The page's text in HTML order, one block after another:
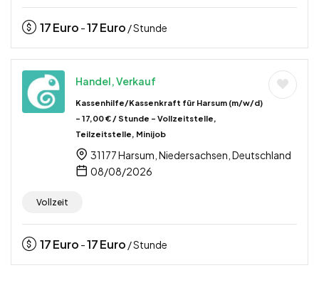
17Euro -17Euro / Stunde
Handel, Verkauf
Kassenhilfe/Kassenkraft für Harsum (m/w/d)
– 17,00 € / Stunde – Vollzeitstelle,
Teilzeitstelle, Minijob
31177 Harsum, Niedersachsen, Deutschland
08/08/2026
Vollzeit
17Euro -17Euro / Stunde